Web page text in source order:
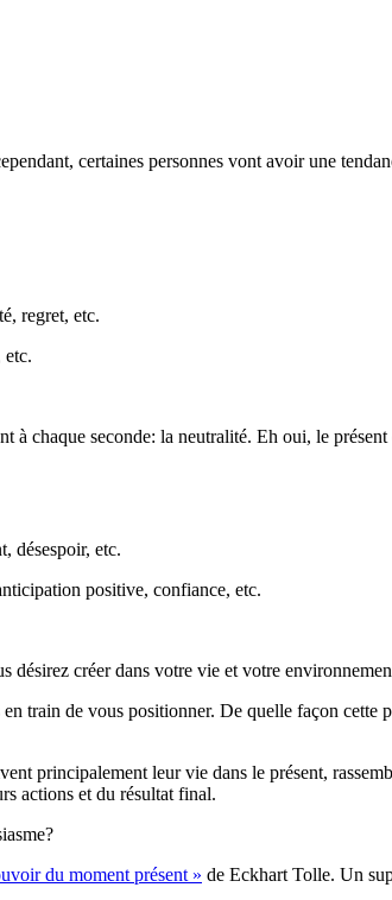
certaines personnes vont avoir une
regret, etc.
etc.
à chaque seconde: la neutralité. Eh oui, le
désespoir, etc.
positive, confiance, etc.
désirez créer dans votre vie et votre
train de vous positionner. De quelle façon cette
principalement leur vie dans le présent,
actions et du résultat final.
du moment présent » de Eckhart Tolle. Un